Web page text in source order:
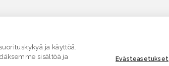
ja käyttöä,
sisältöä ja
Evästeasetukset